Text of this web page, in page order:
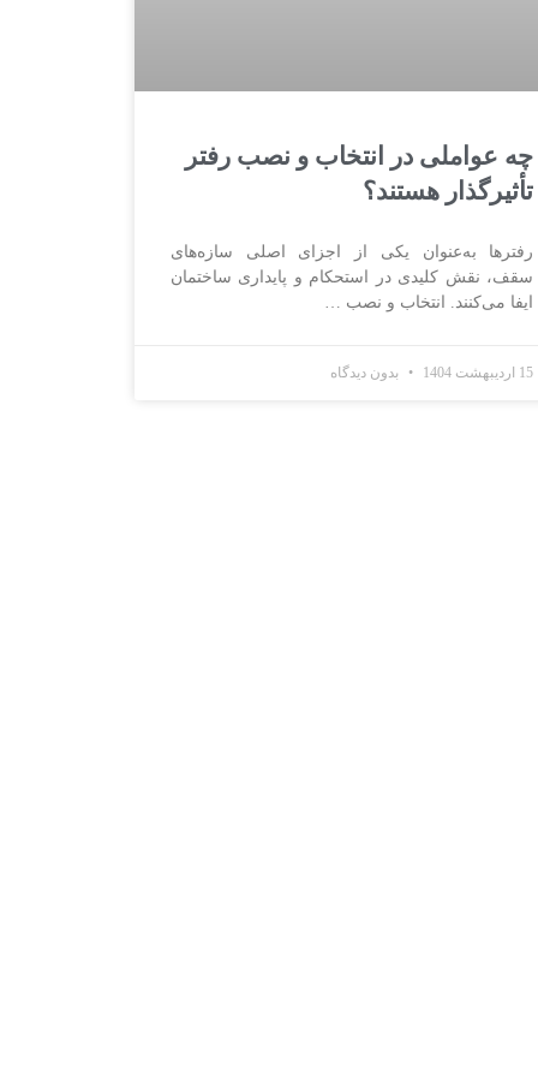
چه عواملی در انتخاب و نصب رفتر
تأثیرگذار هستند؟
رفترها به‌عنوان یکی از اجزای اصلی سازه‌های
سقف، نقش کلیدی در استحکام و پایداری ساختمان
ایفا می‌کنند. انتخاب و نصب …
15 اردیبهشت 1404 بدون دیدگاه